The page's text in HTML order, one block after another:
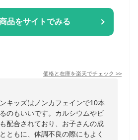
品をサイトでみる
価格と在庫を楽天でチェック >>
キッズはノンカフェインで10本
のもいいです。カルシウムやビ
配合されており、お子さんの成
ともに、体調不良の際にもよく